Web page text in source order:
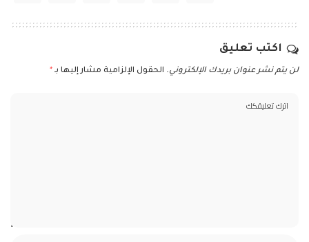
اكتب تعليق
لن يتم نشر عنوان بريدك الإلكتروني. الحقول الإلزامية مشار إليها بـ *